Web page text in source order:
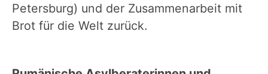
Petersburg) und der Zusammenarbeit mit
Brot für die Welt zurück.